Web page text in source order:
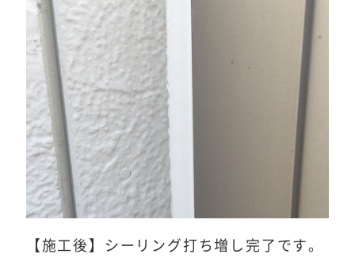
【施工後】シーリング打ち増し完了です。